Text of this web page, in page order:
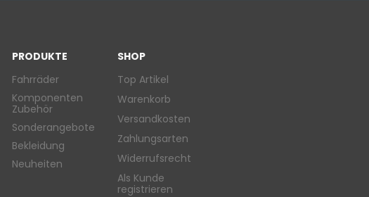
PRODUKTE
Fahrräder
Komponenten
Zubehör
Sonderangebote
Bekleidung
Neuheiten
SHOP
Top Artikel
Warenkorb
Versandkosten
Zahlungsarten
Widerrufsrecht
Als Kunde
registrieren